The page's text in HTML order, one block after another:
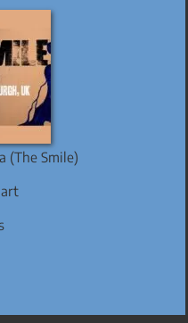
(The Smile)